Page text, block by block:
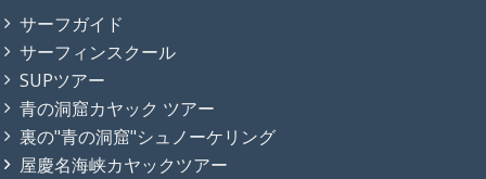
サーフガイド
サーフィンスクール
SUPツアー
青の洞窟カヤック ツアー
裏の"青の洞窟"シュノーケリング
屋慶名海峡カヤックツアー